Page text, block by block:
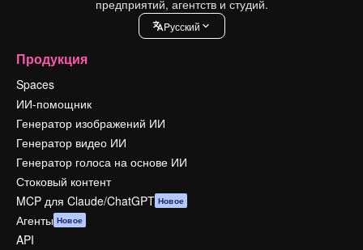
предприятий, агентств и студий.
Pусский
Продукция
Spaces
ИИ-помощник
Генератор изображений ИИ
Генератор видео ИИ
Генератор голоса на основе ИИ
Стоковый контент
MCP для Claude/ChatGPT Новое
Агенты Новое
API